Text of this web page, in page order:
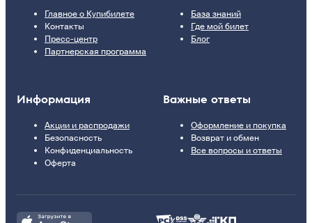
Главное о Купибилете
Контакты
Пресс-центр
Партнерская программа
База знаний
Где мой билет
Блог
Информация
Акции и распродажи
Безопасность
Конфиденциальность
Оферта
Важные ответы
Оформление и покупка
Возврат и обмен
Все вопросы и ответы